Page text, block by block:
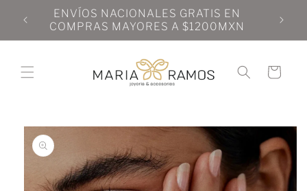
directamente
al contenido
ENVÍOS NACIONALES GRATIS EN
COMPRAS MAYORES A $1200MXN
Carrito
directamente
información